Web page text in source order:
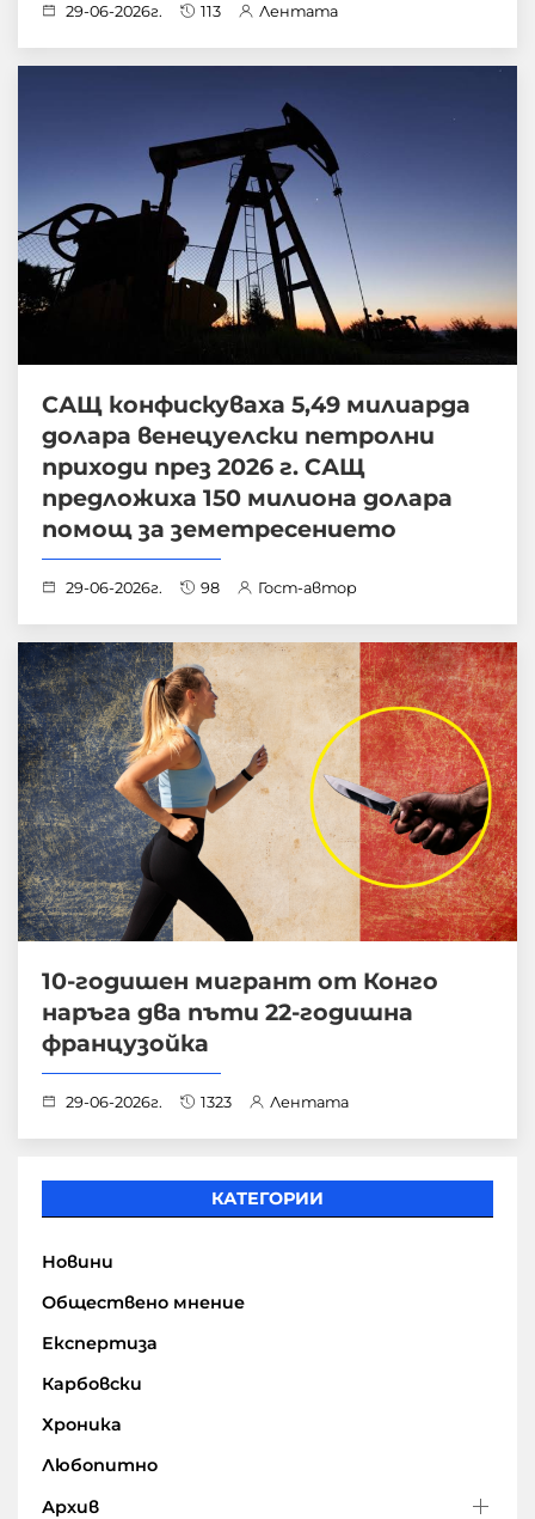
29-06-2026г. 113 Лентата
САЩ конфискуваха 5,49 милиарда
долара венецуелски петролни
приходи през 2026 г. САЩ
предложиха 150 милиона долара
помощ за земетресението
29-06-2026г. 98 Гост-автор
10-годишен мигрант от Конго
наръга два пъти 22-годишна
французойка
29-06-2026г. 1323 Лентата
КАТЕГОРИИ
Новини
Обществено мнение
Експертиза
Карбовски
Хроника
Любопитно
Архив